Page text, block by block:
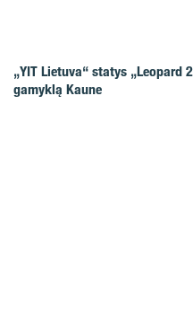
„YIT Lietuva“ statys
gamyklą Kaune